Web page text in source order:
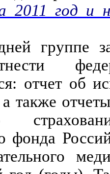
2011 год и
группе
отчет об
а также
фонда